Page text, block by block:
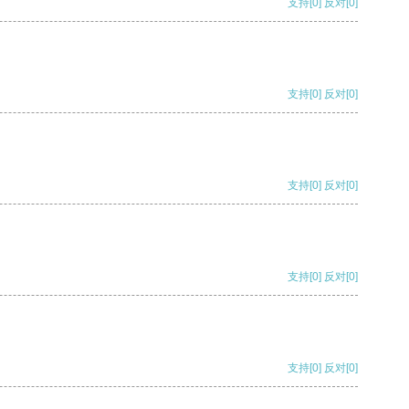
支持 [0] 反对 [0]
支持[0] 反对[0]
支持[0] 反对[0]
支持[0] 反对[0]
支持[0] 反对[0]